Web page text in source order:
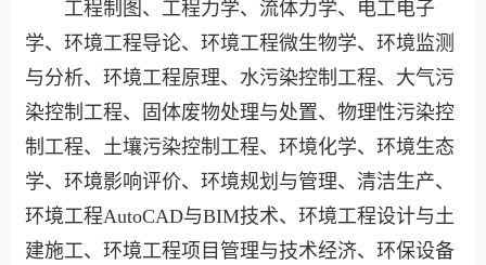
工程制图、工程力学、流体力学、电工电子
学、环境工程导论、环境工程微生物学、环境监测
与分析、环境工程原理、水污染控制工程、大气污
染控制工程、固体废物处理与处置、物理性污染控
制工程、土壤污染控制工程、环境化学、环境生态
学、环境影响评价、环境规划与管理、清洁生产、
环境工程AutoCAD与BIM技术、环境工程设计与土
建施工、环境工程项目管理与技术经济、环保设备